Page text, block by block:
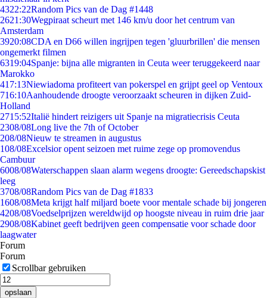
4322:22Random Pics van de Dag #1448
2621:30Wegpiraat scheurt met 146 km/u door het centrum van
Amsterdam
3920:08CDA en D66 willen ingrijpen tegen 'gluurbrillen' die mensen
ongemerkt filmen
6319:04Spanje: bijna alle migranten in Ceuta weer teruggekeerd naar
Marokko
417:13Niewiadoma profiteert van pokerspel en grijpt geel op Ventoux
716:10Aanhoudende droogte veroorzaakt scheuren in dijken Zuid-
Holland
2715:52Italië hindert reizigers uit Spanje na migratiecrisis Ceuta
2308/08Long live the 7th of October
208/08Nieuw te streamen in augustus
108/08Excelsior opent seizoen met ruime zege op promovendus
Cambuur
6008/08Waterschappen slaan alarm wegens droogte: Gereedschapskist
leeg
3708/08Random Pics van de Dag #1833
1608/08Meta krijgt half miljard boete voor mentale schade bij jongeren
4208/08Voedselprijzen wereldwijd op hoogste niveau in ruim drie jaar
2908/08Kabinet geeft bedrijven geen compensatie voor schade door
laagwater
Forum
Forum
Scrollbar gebruiken
opslaan